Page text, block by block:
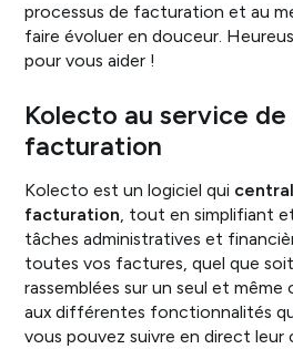
processus de facturation et au
faire évoluer en douceur.
pour vous aider !
Kolecto au service
facturation
Kolecto est un logiciel qui
facturation, tout en simplifiant
tâches administratives et
toutes vos factures, quel que
rassemblées sur un seul et même
aux différentes fonctionnalités
vous pouvez suivre en direct leur